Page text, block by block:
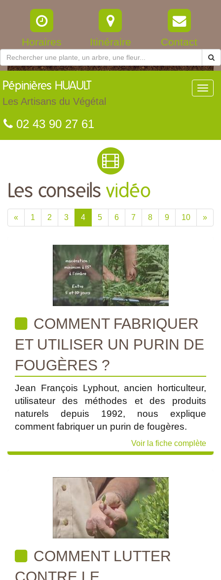
Horaires Itinéraire Contact
Pépinières HUAULT
Les Artisans du Végétal
02 43 90 27 61
Les conseils vidéo
« 1 2 3 4 5 6 7 8 9 10 »
COMMENT FABRIQUER
ET UTILISER UN PURIN DE
FOUGÈRES ?
Jean François Lyphout, ancien horticulteur,
utilisateur des méthodes et des produits
naturels depuis 1992, nous explique
comment fabriquer un purin de fougères.
Voir la fiche complète
COMMENT LUTTER